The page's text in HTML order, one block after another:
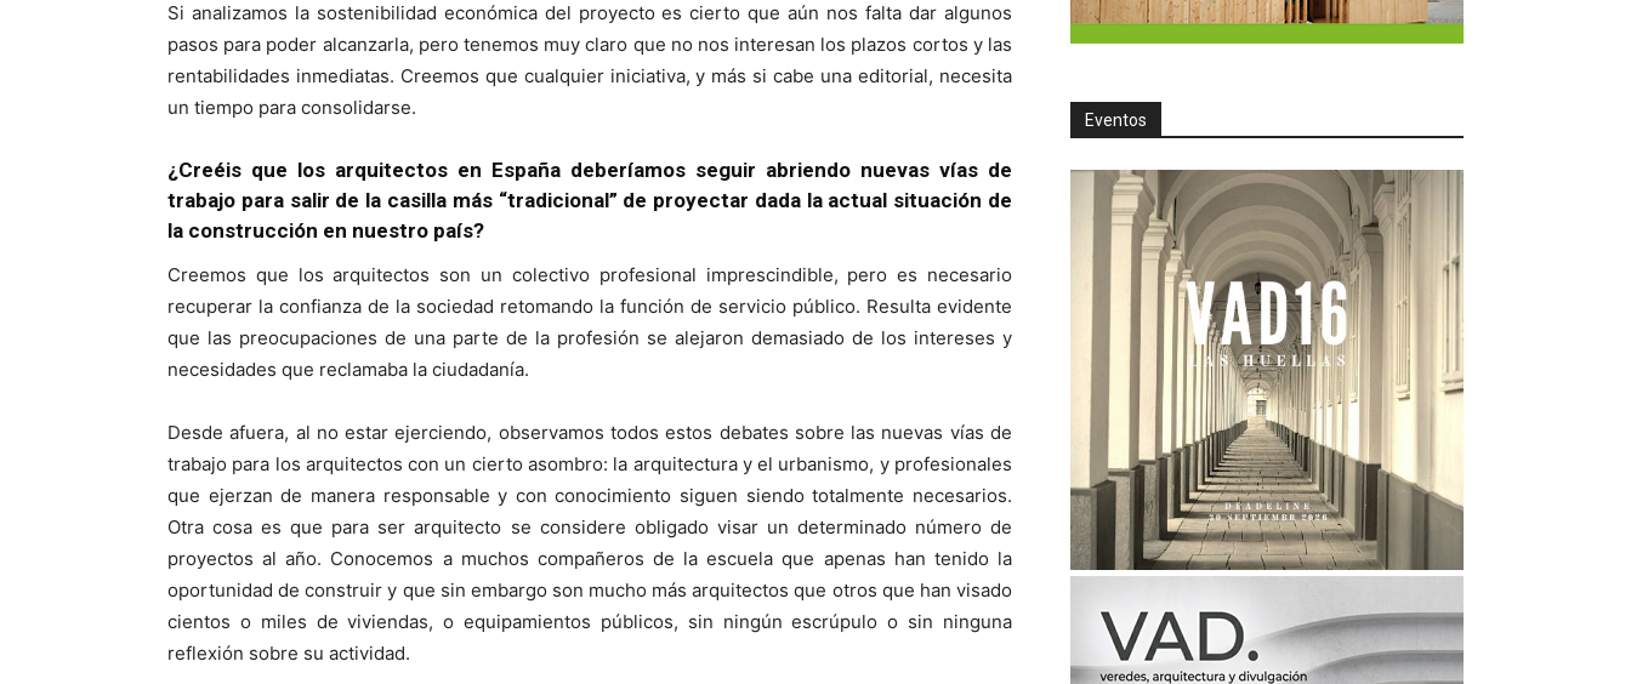
Si analizamos la sostenibilidad económica del proyecto es cierto que aún nos falta dar algunos
pasos para poder alcanzarla, pero tenemos muy claro que no nos interesan los plazos cortos y las
rentabilidades inmediatas. Creemos que cualquier iniciativa, y más si cabe una editorial, necesita
un tiempo para consolidarse.
¿Creéis que los arquitectos en España deberíamos seguir abriendo nuevas vías de
trabajo para salir de la casilla más “tradicional” de proyectar dada la actual situación de
la construcción en nuestro país?
Creemos que los arquitectos son un colectivo profesional imprescindible, pero es necesario
recuperar la confianza de la sociedad retomando la función de servicio público. Resulta evidente
que las preocupaciones de una parte de la profesión se alejaron demasiado de los intereses y
necesidades que reclamaba la ciudadanía.
Desde afuera, al no estar ejerciendo, observamos todos estos debates sobre las nuevas vías de
trabajo para los arquitectos con un cierto asombro: la arquitectura y el urbanismo, y profesionales
que ejerzan de manera responsable y con conocimiento siguen siendo totalmente necesarios.
Otra cosa es que para ser arquitecto se considere obligado visar un determinado número de
proyectos al año. Conocemos a muchos compañeros de la escuela que apenas han tenido la
oportunidad de construir y que sin embargo son mucho más arquitectos que otros que han visado
cientos o miles de viviendas, o equipamientos públicos, sin ningún escrúpulo o sin ninguna
reflexión sobre su actividad.
Eventos